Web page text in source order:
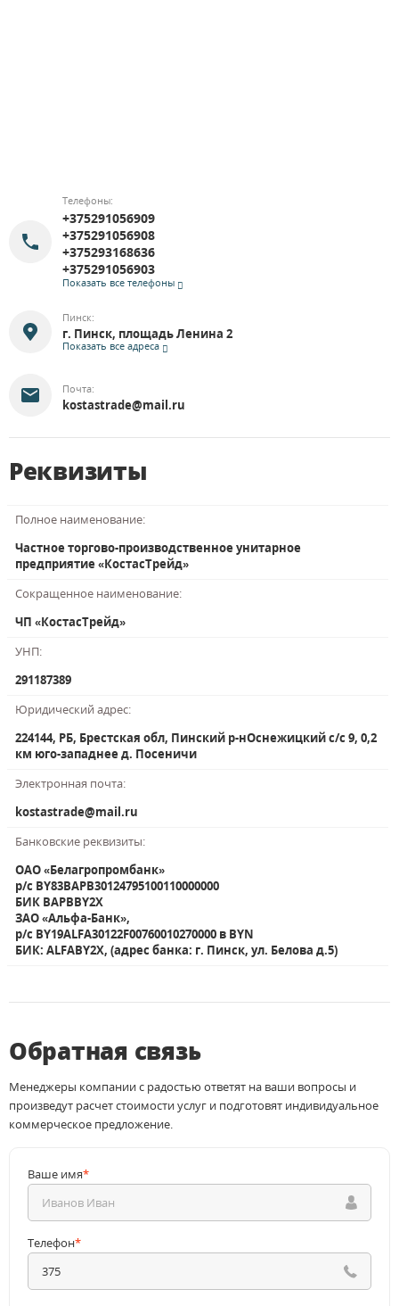
Телефоны:
+375291056909
+375291056908
+375293168636
+375291056903
Показать все телефоны
Пинск:
г. Пинск, площадь Ленина 2
Показать все адреса
Почта:
kostastrade@mail.ru
Реквизиты
Полное наименование:
Частное торгово-производственное унитарное
предприятие «КостасТрейд»
Сокращенное наименование:
ЧП «КостасТрейд»
УНП:
291187389
Юридический адрес:
224144, РБ, Брестская обл, Пинский р-нОснежицкий с/с 9, 0,2
км юго-западнее д. Посеничи
Электронная почта:
kostastrade@mail.ru
Банковские реквизиты:
ОАО «Белагропромбанк»
р/с BY83BAPB30124795100110000000
БИК BAPBBY2X
ЗАО «Альфа-Банк»,
р/с BY19ALFA30122F00760010270000 в BYN
БИК: ALFABY2X, (адрес банка: г. Пинск, ул. Белова д.5)
Обратная связь
Менеджеры компании с радостью ответят на ваши вопросы и
произведут расчет стоимости услуг и подготовят индивидуальное
коммерческое предложение.
Ваше имя*
Телефон*